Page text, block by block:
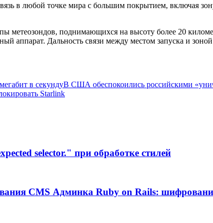
в любой точке мира с большим покрытием, включая
метеозондов, поднимающихся на высоту более 20
аппарат. Дальность связи между местом запуска и
в секундуВ США обеспокоились российскими
Starlink
selector." при обработке стилей
CMS Админка Ruby on Rails: